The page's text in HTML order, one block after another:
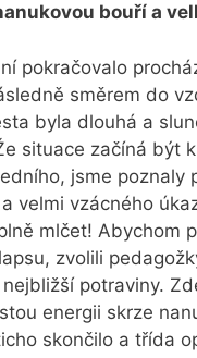
bouří a
pokračovalo
směrem do
byla dlouhá a
situace začíná být
jsme poznaly
velmi vzácného
mlčet! Abychom
zvolili
potraviny.
energii skrze
skončilo a třída